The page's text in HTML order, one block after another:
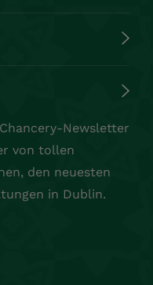
Newsletter
von tollen
den neuesten
in Dublin.